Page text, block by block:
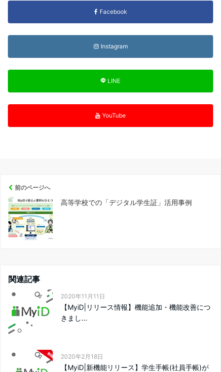
Facebook
Instagram
LINE
YouTube
前のページへ
高等学校での「デジタル学生証」活用事例
関連記事
2020年11月11日
【MyiD|リリース情報】機能追加・機能改善につ
きまし...
2020年2月18日
【MyiD|新機能リリース】学生手帳(社員手帳)が